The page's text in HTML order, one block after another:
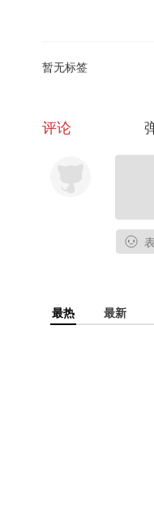
就连半路被坏人掳走，都
暂无标签
评论
最热 最新